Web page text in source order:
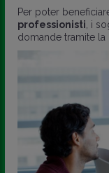
Per poter
professionisti , i
domande tramite la